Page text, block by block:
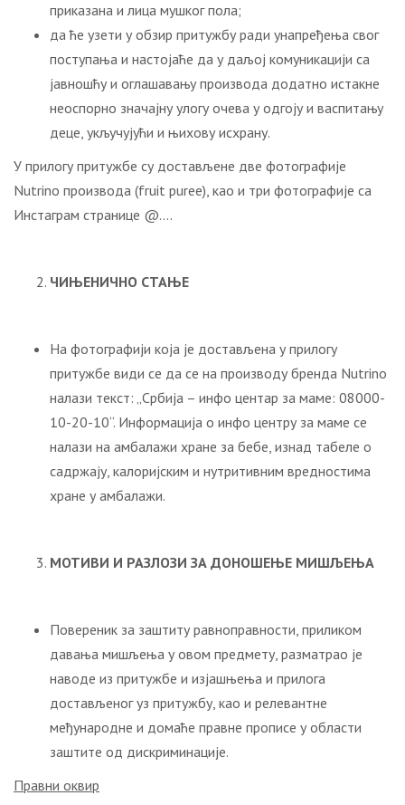
приказана и лица мушког пола;
да ће узети у обзир притужбу ради унапређења свог
поступања и настојаће да у даљој комуникацији са
јавношћу и оглашавању производа додатно истакне
неоспорно значајну улогу очева у одгоју и васпитању
деце, укључујући и њихову исхрану.
У прилогу притужбе су достављене две фотографије
Nutrino производа (fruit puree), као и три фотографије са
Инстаграм странице @….
ЧИЊЕНИЧНО СТАЊЕ
На фотографији која је достављена у прилогу
притужбе види се да се на производу бренда Nutrino
налази текст: „Србија – инфо центар за маме: 08000-
10-20-10“. Информација о инфо центру за маме се
налази на амбалажи хране за бебе, изнад табеле о
садржају, калоријским и нутритивним вредностима
хране у амбалажи.
МОТИВИ И РАЗЛОЗИ ЗА ДОНОШЕЊЕ МИШЉЕЊА
Повереник за заштиту равноправности, приликом
давања мишљења у овом предмету, разматрао је
наводе из притужбе и изјашњења и прилога
достављеног уз притужбу, као и релевантне
међународне и домаће правне прописе у области
заштите од дискриминације.
Правни оквир